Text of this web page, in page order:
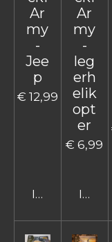
Ar
my
-
Jee
p
€ 12,99
In
Ar
my
-
leg
erh
elik
opt
er
€ 6,99
In